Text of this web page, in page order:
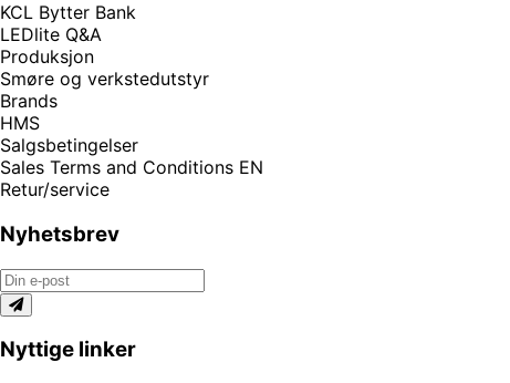
KCL Bytter Bank
LEDlite Q&A
Produksjon
Smøre og verkstedutstyr
Brands
HMS
Salgsbetingelser
Sales Terms and Conditions EN
Retur/service
Nyhetsbrev
Nyttige linker